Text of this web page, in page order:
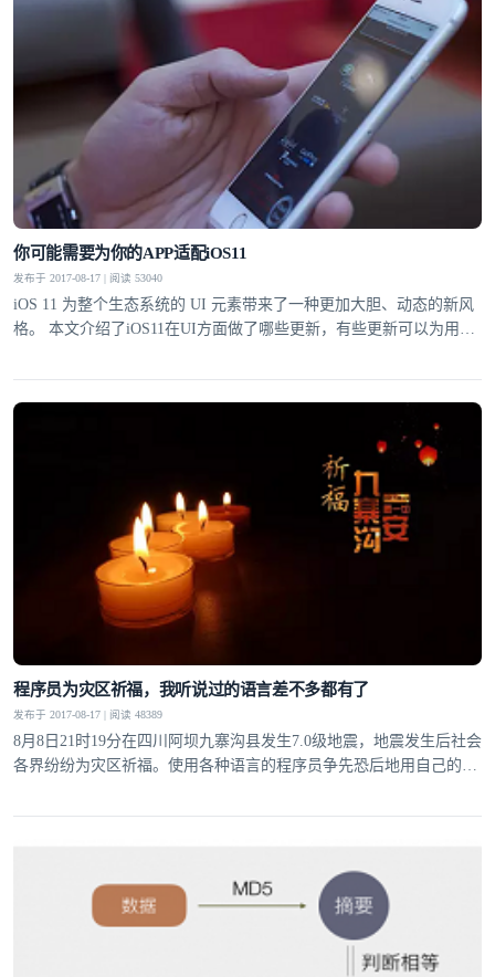
你可能需要为你的APP适配iOS11
发布于 2017-08-17 | 阅读 53040
iOS 11 为整个生态系统的 UI 元素带来了一种更加大胆、动态的新风
格。 本文介绍了iOS11在UI方面做了哪些更新，有些更新可以为用户
程序员为灾区祈福，我听说过的语言差不多都有了
发布于 2017-08-17 | 阅读 48389
8月8日21时19分在四川阿坝九寨沟县发生7.0级地震，地震发生后社会
各界纷纷为灾区祈福。使用各种语言的程序员争先恐后地用自己的语